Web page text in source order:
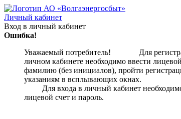
Личный кабинет
Вход в личный кабинет
Ошибка!
Уважаемый потребитель! Для
личном кабинете необходимо ввести
фамилию (без инициалов), пройти
указаниям в всплывающих
Для входа в личный кабинет
лицевой счет и